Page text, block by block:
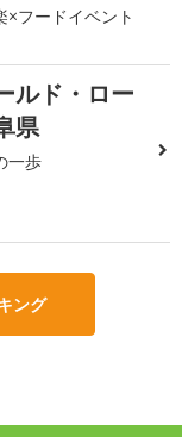
×フードイベント
ルド・ロー
県
一歩
ング